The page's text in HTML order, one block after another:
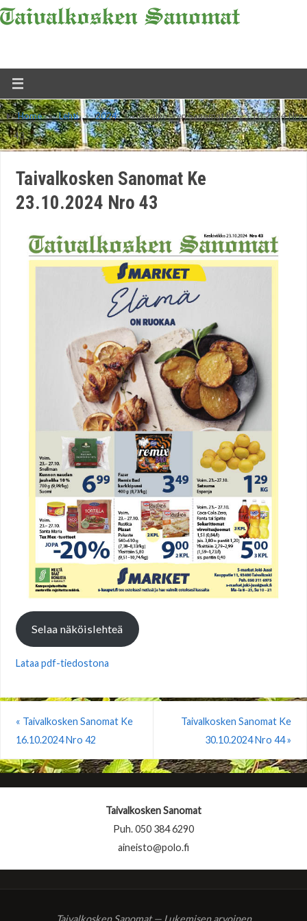
Home » Lehti » 2024 » Taivalkosken Sanomat Ke 23.10.2024 Nro
43
Taivalkosken Sanomat Ke
23.10.2024 Nro 43
Selaa näköislehteä
Lataa pdf-tiedostona
« Taivalkosken Sanomat Ke
16.10.2024 Nro 42
Taivalkosken Sanomat Ke
30.10.2024 Nro 44»
Taivalkosken Sanomat
Puh. 050 384 6290
aineisto@polo.fi
Taivalkosken Sanomat — Lukemisen arvoinen